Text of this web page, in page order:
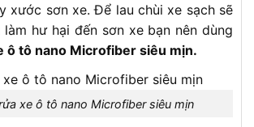
xước sơn xe. Để lau chùi xe sạch sẽ
làm hư hại đến sơn xe bạn nên dùng
ô tô nano Microfiber siêu mịn.
xe ô tô nano Microfiber siêu mịn